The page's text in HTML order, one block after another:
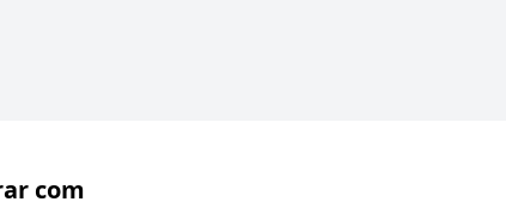
com